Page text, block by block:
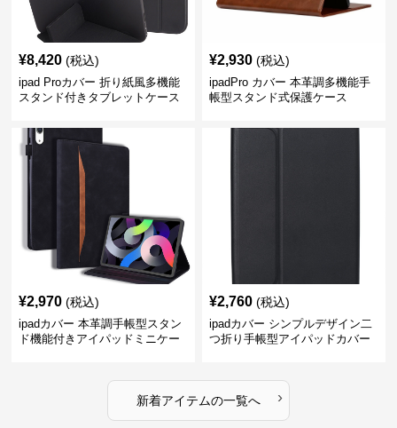
¥8,420 (税込)
ipad Proカバー 折り紙風多機能
スタンド付きタブレットケース
¥2,930 (税込)
ipadPro カバー 本革調多機能手
帳型スタンド式保護ケース
¥2,970 (税込)
ipadカバー 本革調手帳型スタン
ド機能付きアイパッドミニケー
¥2,760 (税込)
ipadカバー シンプルデザイン二
つ折り手帳型アイパッドカバー
新着アイテムの一覧へ ›